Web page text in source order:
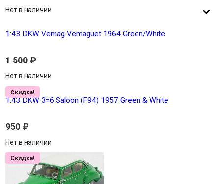
Нет в наличии
1:43 DKW Vemag Vemaguet 1964 Green/White
1 500 ₽
Нет в наличии
Скидка!
1:43 DKW 3=6 Saloon (F94) 1957 Green & White
950 ₽
Нет в наличии
Скидка!